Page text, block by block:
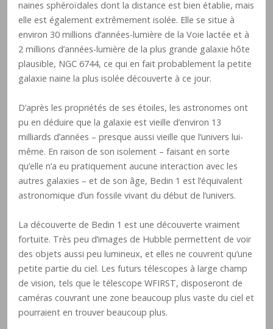
naines sphéroïdales dont la distance est bien établie, mais
elle est également extrêmement isolée. Elle se situe à
environ 30 millions d’années-lumière de la Voie lactée et à
2 millions d’années-lumière de la plus grande galaxie hôte
plausible, NGC 6744, ce qui en fait probablement la petite
galaxie naine la plus isolée découverte à ce jour.
D’après les propriétés de ses étoiles, les astronomes ont
pu en déduire que la galaxie est vieille d’environ 13
milliards d’années – presque aussi vieille que l’univers lui-
même. En raison de son isolement – faisant en sorte
qu’elle n’a eu pratiquement aucune interaction avec les
autres galaxies – et de son âge, Bedin 1 est l’équivalent
astronomique d’un fossile vivant du début de l’univers.
La découverte de Bedin 1 est une découverte vraiment
fortuite. Très peu d’images de Hubble permettent de voir
des objets aussi peu lumineux, et elles ne couvrent qu’une
petite partie du ciel. Les futurs télescopes à large champ
de vision, tels que le télescope WFIRST, disposeront de
caméras couvrant une zone beaucoup plus vaste du ciel et
pourraient en trouver beaucoup plus.